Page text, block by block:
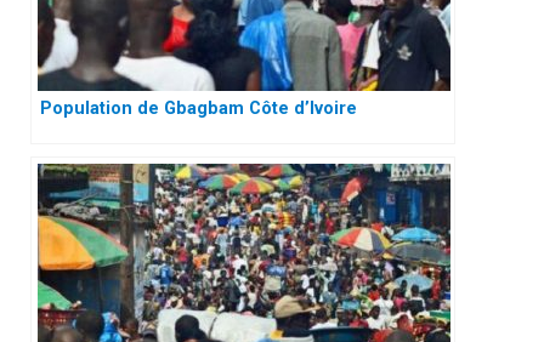
Population de Gbagbam Côte d’Ivoire